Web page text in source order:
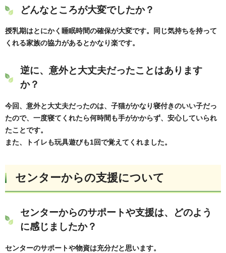
どんなところが大変でしたか？
授乳期はとにかく睡眠時間の確保が大変です。同じ気持ちを持って
くれる家族の協力があるとかなり楽です。
逆に、意外と大丈夫だったことはあります
か？
今回、意外と大丈夫だったのは、子猫がかなり寝付きのいい子だっ
たので、一度寝てくれたら何時間も手がかからず、安心していられ
たことです。
また、トイレも玩具遊びも1回で覚えてくれました。
センターからの支援について
センターからのサポートや支援は、どのよう
に感じましたか？
センターのサポートや物資は充分だと思います。